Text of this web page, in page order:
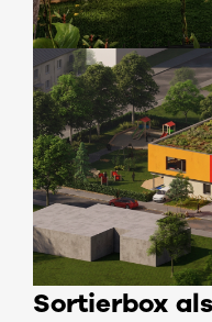
Sortierbox